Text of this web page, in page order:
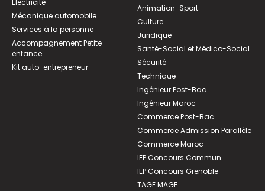
Électricité
Mécanique automobile
Services à la personne
Accompagnement Petite
enfance
Kit auto-entrepreneur
Animation-Sport
Culture
Juridique
Santé-Social et Médico-Social
Sécurité
Technique
Ingénieur Post-Bac
Ingénieur Maroc
Commerce Post-Bac
Commerce Admission Parallèle
Commerce Maroc
IEP Concours Commun
IEP Concours Grenoble
TAGE MAGE